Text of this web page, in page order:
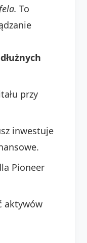
To
przy
inwestuje
Pioneer
aktywów